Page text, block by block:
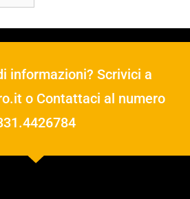
informazioni? Scrivici a
o Contattaci al numero